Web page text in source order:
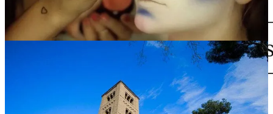
En los momentos de crisis, sólo la imaginación es más importante